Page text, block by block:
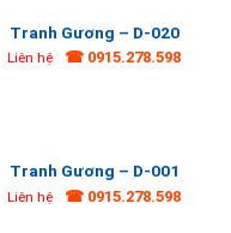
Tranh Gương – D-020
Liên hệ ☎ 0915.278.598
Tranh Gương – D-001
Liên hệ ☎ 0915.278.598